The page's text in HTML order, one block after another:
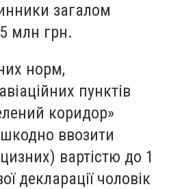
загалом
млн грн.
норм,
пунктів
коридор»
ввозити
вартістю до 1
декларації чоловік